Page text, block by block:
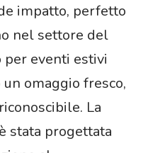
impatto, perfetto
nel settore del
eventi estivi
omaggio fresco,
La
stata progettata